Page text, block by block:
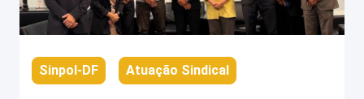
Sinpol-DF Atuação Sindical